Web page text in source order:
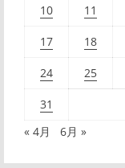
10 11
17 18
24 25
31
« 4月
6月 »